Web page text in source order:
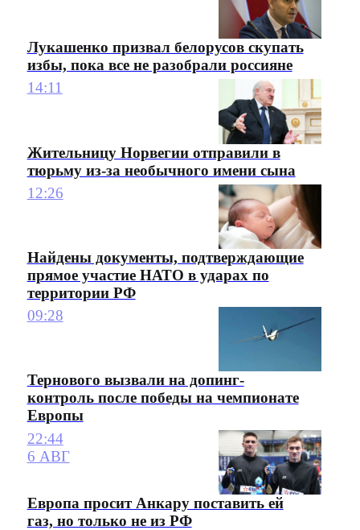
Лукашенко призвал белорусов скупать
избы, пока все не разобрали россияне
14:11
Жительницу Норвегии отправили в
тюрьму из-за необычного имени сына
12:26
Найдены документы, подтверждающие
прямое участие НАТО в ударах по
территории РФ
09:28
Тернового вызвали на допинг-
контроль после победы на чемпионате
Европы
22:44
6 АВГ
Европа просит Анкару поставить ей
газ, но только не из РФ